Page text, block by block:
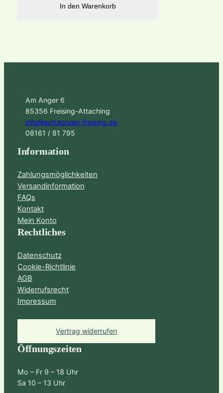
In den Warenkorb
Am Anger 6
85356 Freising-Attaching
info@extragruen-freising.de
08161 / 81 795
Information
Zahlungsmöglichkeiten
Versandinformation
FAQs
Kontakt
Mein Konto
Rechtliches
Datenschutz
Cookie-Richtlinie
AGB
Widerrufsrecht
Impressum
Vertrag widerrufen
Öffnungszeiten
Mo – Fr 9 – 18 Uhr
Sa 10 – 13 Uhr